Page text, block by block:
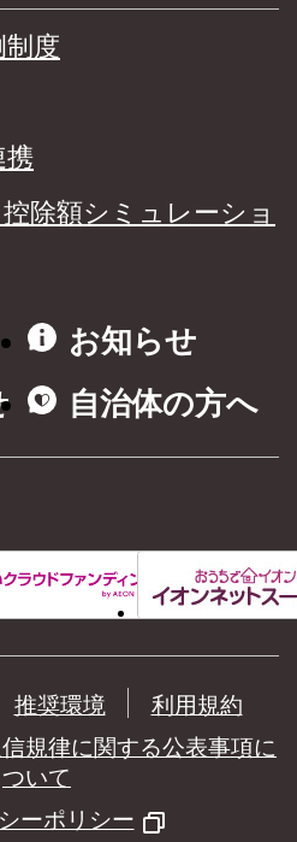
度
携
除額シミュレーショ
お知らせ
自治体の方へ
推奨環境
利用規約
規律に関する公表事項に
ついて
ーポリシー